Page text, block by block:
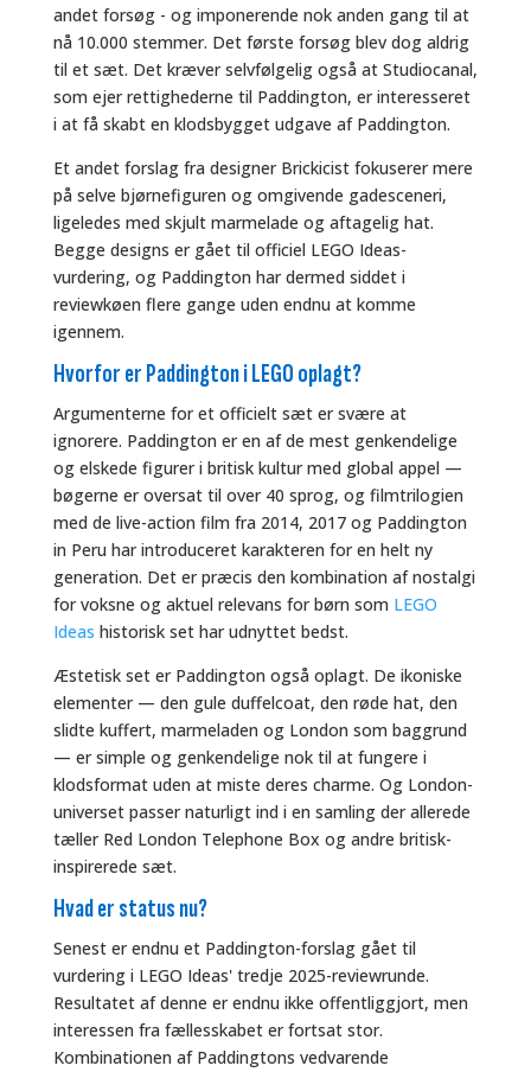
andet forsøg - og imponerende nok anden gang til at
nå 10.000 stemmer. Det første forsøg blev dog aldrig
til et sæt. Det kræver selvfølgelig også at Studiocanal,
som ejer rettighederne til Paddington, er interesseret
i at få skabt en klodsbygget udgave af Paddington.
Et andet forslag fra designer Brickicist fokuserer mere
på selve bjørnefiguren og omgivende gadesceneri,
ligeledes med skjult marmelade og aftagelig hat.
Begge designs er gået til officiel LEGO Ideas-
vurdering, og Paddington har dermed siddet i
reviewkøen flere gange uden endnu at komme
igennem.
Hvorfor er Paddington i LEGO oplagt?
Argumenterne for et officielt sæt er svære at
ignorere. Paddington er en af de mest genkendelige
og elskede figurer i britisk kultur med global appel —
bøgerne er oversat til over 40 sprog, og filmtrilogien
med de live-action film fra 2014, 2017 og Paddington
in Peru har introduceret karakteren for en helt ny
generation. Det er præcis den kombination af nostalgi
for voksne og aktuel relevans for børn som LEGO
Ideas historisk set har udnyttet bedst.
Æstetisk set er Paddington også oplagt. De ikoniske
elementer — den gule duffelcoat, den røde hat, den
slidte kuffert, marmeladen og London som baggrund
— er simple og genkendelige nok til at fungere i
klodsformat uden at miste deres charme. Og London-
universet passer naturligt ind i en samling der allerede
tæller Red London Telephone Box og andre britisk-
inspirerede sæt.
Hvad er status nu?
Senest er endnu et Paddington-forslag gået til
vurdering i LEGO Ideas' tredje 2025-reviewrunde.
Resultatet af denne er endnu ikke offentliggjort, men
interessen fra fællesskabet er fortsat stor.
Kombinationen af Paddingtons vedvarende